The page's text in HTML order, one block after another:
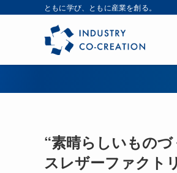
ともに学び、ともに産業を創る。
“素晴らしいもの
スレザーファクト